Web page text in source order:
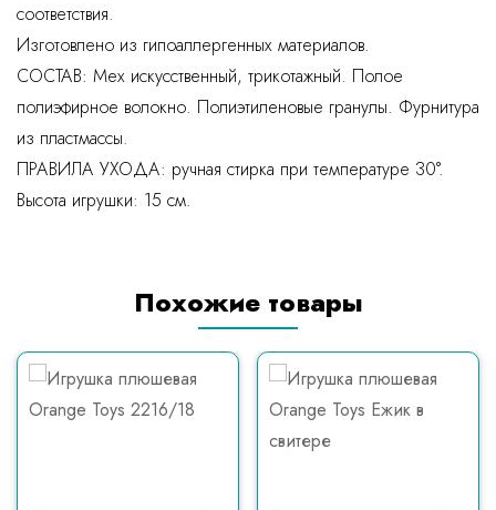
соответствия.
Изготовлено из гипоаллергенных материалов.
СОСТАВ: Мех искусственный, трикотажный. Полое
полиэфирное волокно. Полиэтиленовые гранулы. Фурнитура
из пластмассы.
ПРАВИЛА УХОДА: ручная стирка при температуре 30°.
Высота игрушки: 15 см.
Похожие товары